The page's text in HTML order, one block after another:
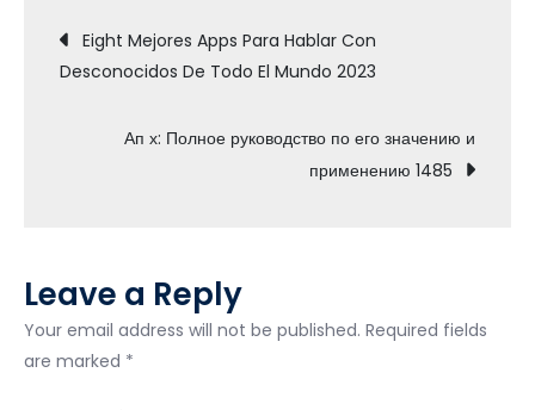
Charge
Howdy
Random
Video
Post
navigation
Eight Mejores Apps Para Hablar Con
Desconocidos De Todo El Mundo 2023
Ап х: Полное руководство по его значению и
применению 1485
Leave a Reply
Your email address will not be published. Required fields
are marked *